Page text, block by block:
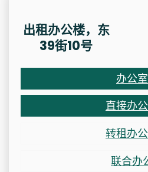
出租办公楼，东
39街10号
办公室
直接办
转租办
联合办